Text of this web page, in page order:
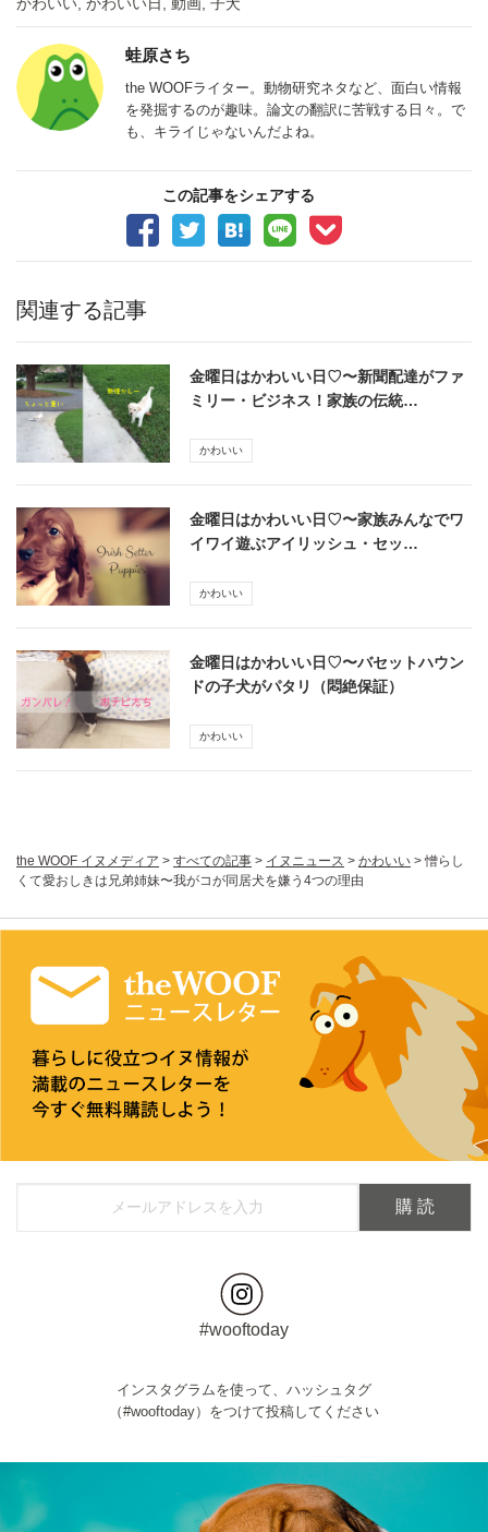
蛙原さち
the WOOFライター。動物研究ネタなど、面白い情報
を発掘するのが趣味。論文の翻訳に苦戦する日々。で
も、キライじゃないんだよね。
この記事をシェアする
関連する記事
金曜日はかわいい日♡〜新聞配達がファ
ミリー・ビジネス！家族の伝統…
かわいい
金曜日はかわいい日♡〜家族みんなでワ
イワイ遊ぶアイリッシュ・セッ…
かわいい
金曜日はかわいい日♡〜バセットハウン
ドの子犬がパタリ（悶絶保証）
かわいい
the WOOF イヌメディア > すべての記事 > イヌニュース > かわいい >憎らし
くて愛おしきは兄弟姉妹〜我がコが同居犬を嫌う4つの理由
#wooftoday
インスタグラムを使って、ハッシュタグ
（#wooftoday）をつけて投稿してください